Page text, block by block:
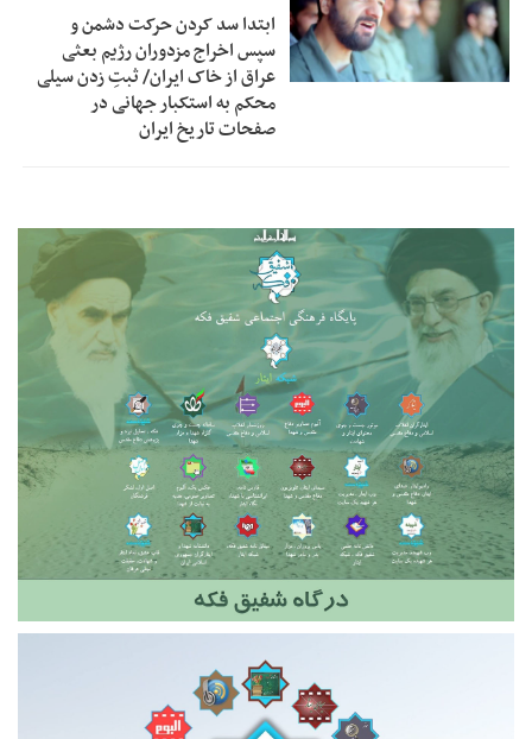
ابتدا سد کردن حرکت دشمن و
سپس اخراج مزدوران رژیم بعثی
عراق از خاک ایران/ ثبتِ زدن سیلی
محکم به استکبار جهانی در
صفحات تاریخ ایران